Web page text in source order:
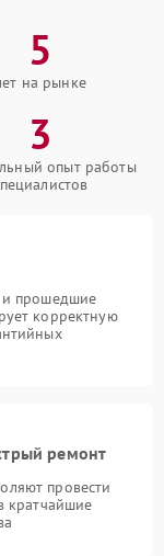
5
на рынке
3
опыт работы
и прошедшие
корректную
ремонт
провести
кратчайшие